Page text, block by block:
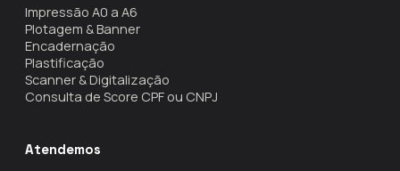
Impressão A0 a A6
Plotagem & Banner
Encadernação
Plastificação
Scanner & Digitalização
Consulta de Score CPF ou CNPJ
Atendemos